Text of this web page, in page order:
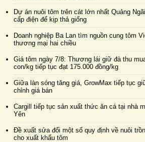
Dự án nuôi tôm trên cát lớn nhất Quảng
cấp điện để kịp thả giống
Doanh nghiệp Ba Lan tìm nguồn cung tôm
thương mại hai chiều
Giá tôm ngày 7/8: Thương lái giữ đà thu
con/kg tiếp tục đạt 175.000 đồng/kg
Giữa làn sóng tăng giá, GrowMax tiếp tục
chỉnh giá bán
Cargill tiếp tục sản xuất thức ăn cá tại nhà
Yên
Đề xuất sửa đổi một số quy định về nuôi
cho xuất khẩu tôm